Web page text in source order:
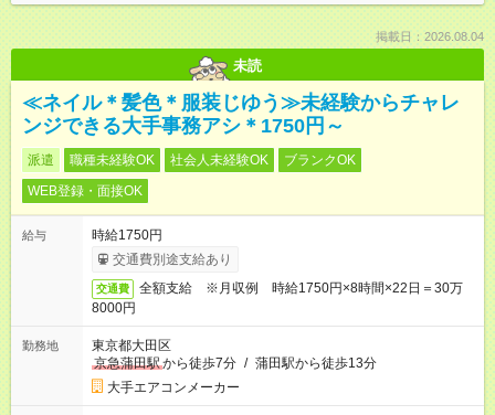
掲載日：2026.08.04
未読
≪ネイル＊髪色＊服装じゆう≫未経験からチャレ
ンジできる大手事務アシ＊1750円～
派遣 職種未経験OK 社会人未経験OK
ブランクOK
WEB登録・面接OK
給与
時給1750円
交通費別途支給あり
交通費
全額支給 ※月収例 時給1750円×8時間×22日＝30万
8000円
勤務地
東京都大田区
京急蒲田駅から徒歩7分 / 蒲田駅から徒歩13分
大手エアコンメーカー